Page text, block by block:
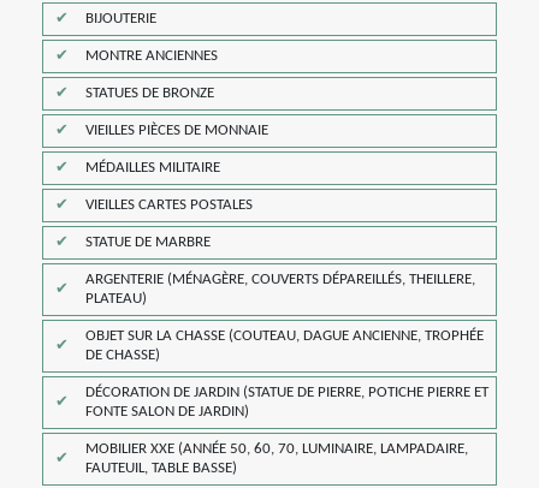
BIJOUTERIE
MONTRE ANCIENNES
STATUES DE BRONZE
VIEILLES PIÈCES DE MONNAIE
MÉDAILLES MILITAIRE
VIEILLES CARTES POSTALES
STATUE DE MARBRE
ARGENTERIE (MÉNAGÈRE, COUVERTS DÉPAREILLÉS, THEILLERE,
PLATEAU)
OBJET SUR LA CHASSE (COUTEAU, DAGUE ANCIENNE, TROPHÉE
DE CHASSE)
DÉCORATION DE JARDIN (STATUE DE PIERRE, POTICHE PIERRE ET
FONTE SALON DE JARDIN)
MOBILIER XXE (ANNÉE 50, 60, 70, LUMINAIRE, LAMPADAIRE,
FAUTEUIL, TABLE BASSE)